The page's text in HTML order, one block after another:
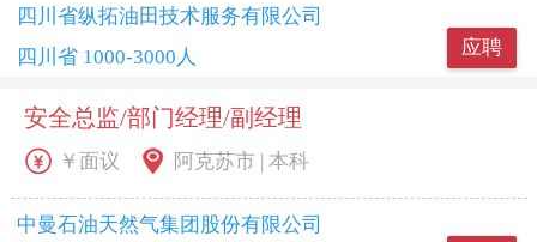
应聘
四川省纵拓油田技术服务有限公司
四川省 1000-3000人
安全总监/部门经理/副经理
￥面议 阿克苏市 | 本科
中曼石油天然气集团股份有限公司